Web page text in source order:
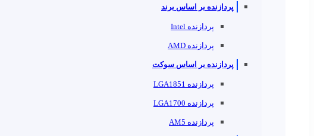
پردازنده بر اساس برند
پردازنده Intel
پردازنده AMD
پردازنده بر اساس سوکت
پردازنده LGA1851
پردازنده LGA1700
پردازنده AM5